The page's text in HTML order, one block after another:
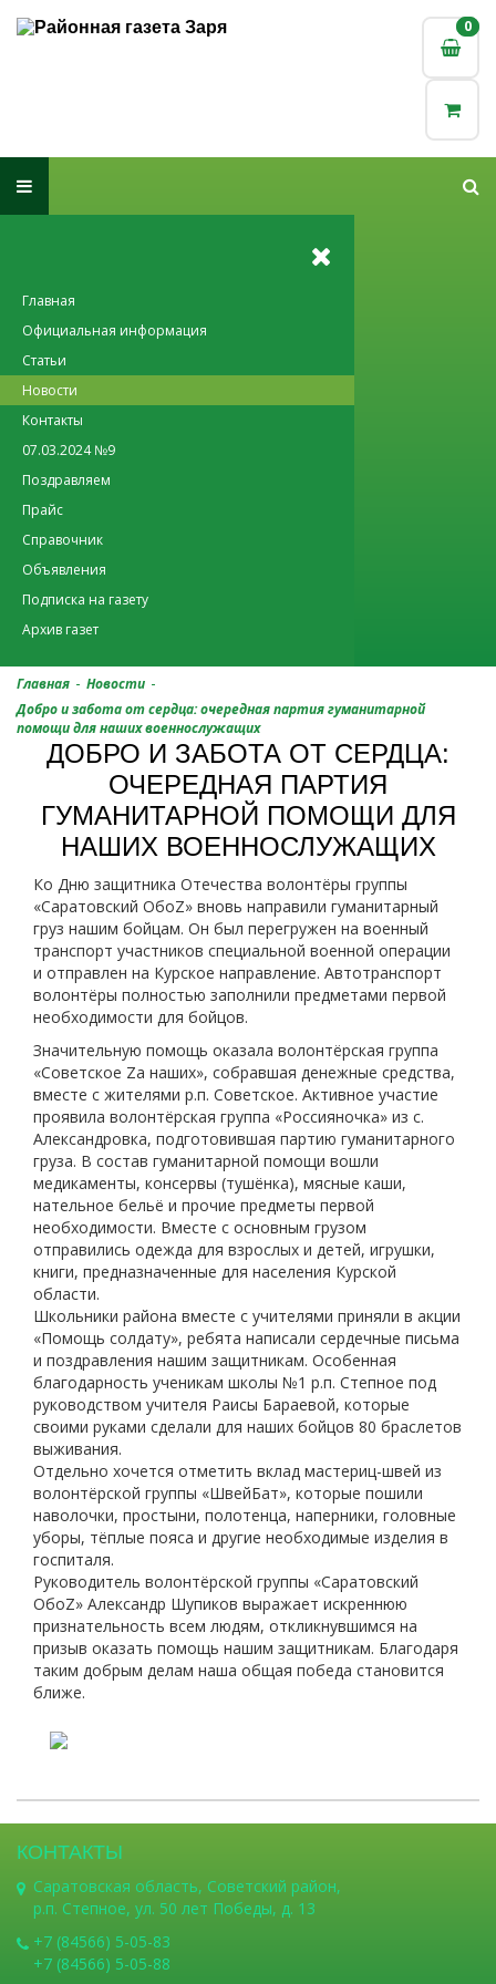
0
0
Главная
Официальная информация
Статьи
Новости
Контакты
07.03.2024 №9
Поздравляем
Прайс
Справочник
Объявления
Подписка на газету
Архив газет
Главная - Новости -
Добро и забота от сердца: очередная партия гуманитарной
помощи для наших военнослужащих
ДОБРО И ЗАБОТА ОТ СЕРДЦА:
ОЧЕРЕДНАЯ ПАРТИЯ
ГУМАНИТАРНОЙ ПОМОЩИ ДЛЯ
НАШИХ ВОЕННОСЛУЖАЩИХ
Ко Дню защитника Отечества волонтёры группы
«Саратовский ОбоZ» вновь направили гуманитарный
груз нашим бойцам. Он был перегружен на военный
транспорт участников специальной военной операции
и отправлен на Курское направление. Автотранспорт
волонтёры полностью заполнили предметами первой
необходимости для бойцов.
Значительную помощь оказала волонтёрская группа
«Советское Zа наших», собравшая денежные средства,
вместе с жителями р.п. Советское. Активное участие
проявила волонтёрская группа «Россияночка» из с.
Александровка, подготовившая партию гуманитарного
груза. В состав гуманитарной помощи вошли
медикаменты, консервы (тушёнка), мясные каши,
нательное бельё и прочие предметы первой
необходимости. Вместе с основным грузом
отправились одежда для взрослых и детей, игрушки,
книги, предназначенные для населения Курской
области.
Школьники района вместе с учителями приняли в акции
«Помощь солдату», ребята написали сердечные письма
и поздравления нашим защитникам. Особенная
благодарность ученикам школы №1 р.п. Степное под
руководством учителя Раисы Бараевой, которые
своими руками сделали для наших бойцов 80 браслетов
выживания.
Отдельно хочется отметить вклад мастериц-швей из
волонтёрской группы «ШвейБат», которые пошили
наволочки, простыни, полотенца, наперники, головные
уборы, тёплые пояса и другие необходимые изделия в
госпиталя.
Руководитель волонтёрской группы «Саратовский
ОбоZ» Александр Шупиков выражает искреннюю
признательность всем людям, откликнувшимся на
призыв оказать помощь нашим защитникам. Благодаря
таким добрым делам наша общая победа становится
ближе.
КОНТАКТЫ
Саратовская область, Советский район,
р.п. Степное, ул. 50 лет Победы, д. 13
+7 (84566) 5-05-83
+7 (84566) 5-05-88